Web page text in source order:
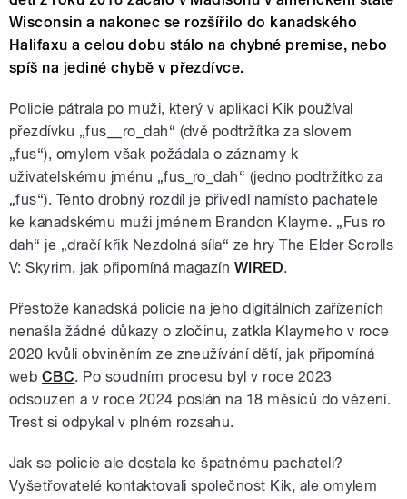
Wisconsin a nakonec se rozšířilo do kanadského
Halifaxu a celou dobu stálo na chybné premise, nebo
spíš na jediné chybě v přezdívce.
Policie pátrala po muži, který v aplikaci Kik používal
přezdívku „fus__ro_dah“ (dvě podtržítka za slovem
„fus“), omylem však požádala o záznamy k
uživatelskému jménu „fus_ro_dah“ (jedno podtržítko za
„fus“). Tento drobný rozdíl je přivedl namísto pachatele
ke kanadskému muži jménem Brandon Klayme. „Fus ro
dah“ je „dračí křik Nezdolná síla“ ze hry The Elder Scrolls
V: Skyrim, jak připomíná magazín WIRED.
Přestože kanadská policie na jeho digitálních zařízeních
nenašla žádné důkazy o zločinu, zatkla Klaymeho v roce
2020 kvůli obviněním ze zneužívání dětí, jak připomíná
web CBC. Po soudním procesu byl v roce 2023
odsouzen a v roce 2024 poslán na 18 měsíců do vězení.
Trest si odpykal v plném rozsahu.
Jak se policie ale dostala ke špatnému pachateli?
Vyšetřovatelé kontaktovali společnost Kik, ale omylem